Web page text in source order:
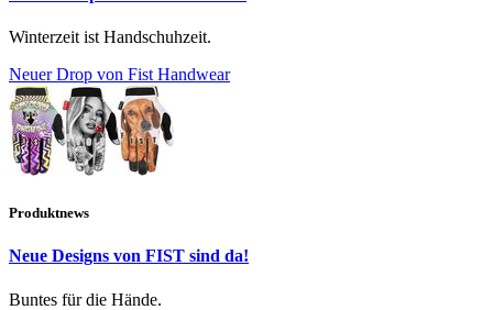
Winterzeit ist Handschuhzeit.
Neuer Drop von Fist Handwear
Produktnews
Neue Designs von FIST sind da!
Buntes für die Hände.